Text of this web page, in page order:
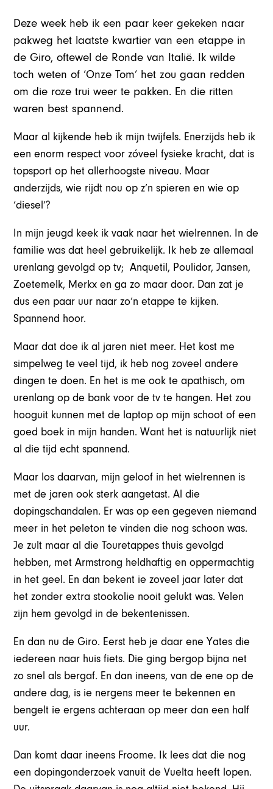
Deze week heb ik een paar keer gekeken naar
pakweg het laatste kwartier van een etappe in
de Giro, oftewel de Ronde van Italië. Ik wilde
toch weten of ‘Onze Tom’ het zou gaan redden
om die roze trui weer te pakken. En die ritten
waren best spannend.
Maar al kijkende heb ik mijn twijfels. Enerzijds heb ik
een enorm respect voor zóveel fysieke kracht, dat is
topsport op het allerhoogste niveau. Maar
anderzijds, wie rijdt nou op z’n spieren en wie op
‘diesel’?
In mijn jeugd keek ik vaak naar het wielrennen. In de
familie was dat heel gebruikelijk. Ik heb ze allemaal
urenlang gevolgd op tv; Anquetil, Poulidor, Jansen,
Zoetemelk, Merkx en ga zo maar door. Dan zat je
dus een paar uur naar zo’n etappe te kijken.
Spannend hoor.
Maar dat doe ik al jaren niet meer. Het kost me
simpelweg te veel tijd, ik heb nog zoveel andere
dingen te doen. En het is me ook te apathisch, om
urenlang op de bank voor de tv te hangen. Het zou
hooguit kunnen met de laptop op mijn schoot of een
goed boek in mijn handen. Want het is natuurlijk niet
al die tijd echt spannend.
Maar los daarvan, mijn geloof in het wielrennen is
met de jaren ook sterk aangetast. Al die
dopingschandalen. Er was op een gegeven niemand
meer in het peleton te vinden die nog schoon was.
Je zult maar al die Touretappes thuis gevolgd
hebben, met Armstrong heldhaftig en oppermachtig
in het geel. En dan bekent ie zoveel jaar later dat
het zonder extra stookolie nooit gelukt was. Velen
zijn hem gevolgd in de bekentenissen.
En dan nu de Giro. Eerst heb je daar ene Yates die
iedereen naar huis fiets. Die ging bergop bijna net
zo snel als bergaf. En dan ineens, van de ene op de
andere dag, is ie nergens meer te bekennen en
bengelt ie ergens achteraan op meer dan een half
uur.
Dan komt daar ineens Froome. Ik lees dat die nog
een dopingonderzoek vanuit de Vuelta heeft lopen.